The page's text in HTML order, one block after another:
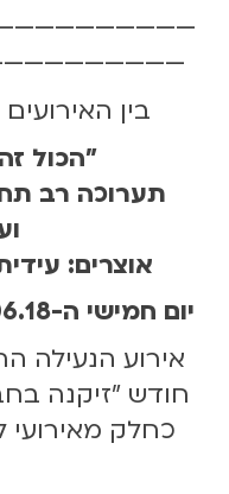
בין
"הכול
תערוכה רב
אוצרים:
יום חמישי ה-28.06.18 החל משעה 20:00
אירוע הנעילה
חודש "זיקנה
כחלק מאירועי